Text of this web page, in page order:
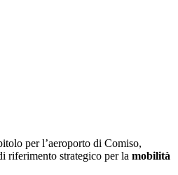
per l’aeroporto di Comiso,
riferimento strategico per lamobilità